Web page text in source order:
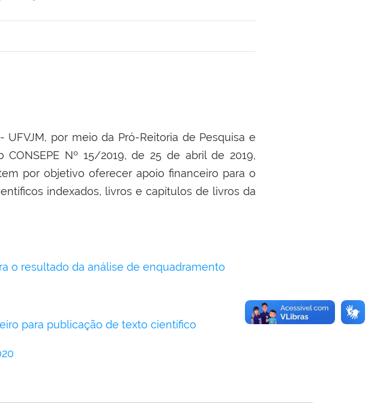
por meio da Pró-Reitoria de Pesquisa e
Nº 15/2019, de 25 de abril de 2019,
por objetivo oferecer apoio financeiro para o
indexados, livros e capítulos de livros da
o resultado da análise de enquadramento
para publicação de texto científico